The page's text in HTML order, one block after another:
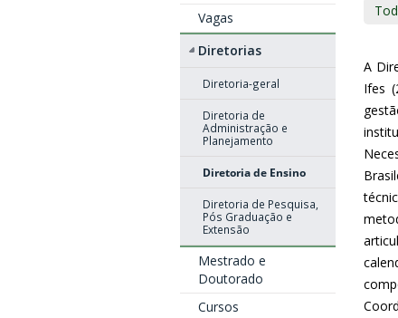
Vagas
Diretorias
Diretoria-geral
Diretoria de
Administração e
Planejamento
Diretoria de Ensino
Diretoria de Pesquisa,
Pós Graduação e
Extensão
Mestrado e
Doutorado
Cursos
A
Ifes